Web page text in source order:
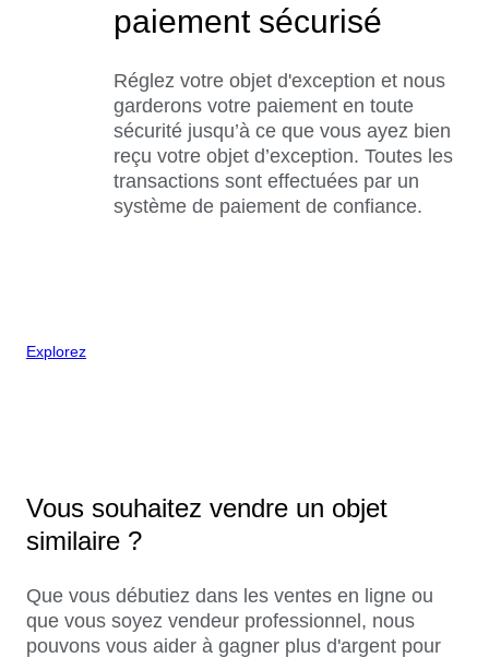
paiement sécurisé
Réglez votre objet d'exception et nous
garderons votre paiement en toute
sécurité jusqu’à ce que vous ayez bien
reçu votre objet d’exception. Toutes les
transactions sont effectuées par un
système de paiement de confiance.
Explorez
Vous souhaitez vendre un objet
similaire ?
Que vous débutiez dans les ventes en ligne ou
que vous soyez vendeur professionnel, nous
pouvons vous aider à gagner plus d'argent pour